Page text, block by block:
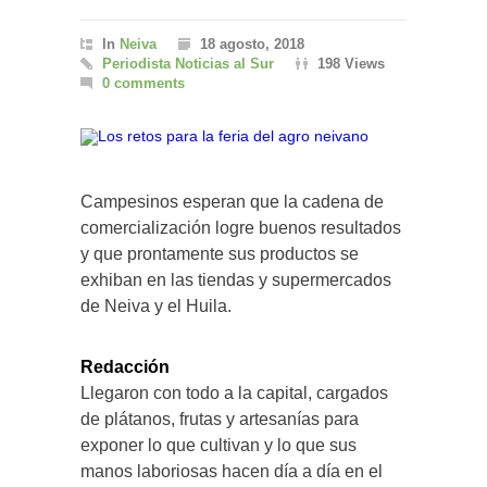
In Neiva
18 agosto, 2018
Periodista Noticias al Sur
198 Views
0 comments
Campesinos esperan que la cadena de
comercialización logre buenos resultados
y que prontamente sus productos se
exhiban en las tiendas y supermercados
de Neiva y el Huila.
Redacción
Llegaron con todo a la capital, cargados
de plátanos, frutas y artesanías para
exponer lo que cultivan y lo que sus
manos laboriosas hacen día a día en el